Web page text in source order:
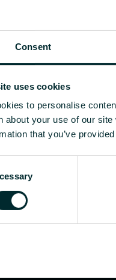
Consent
uses cookies
to personalise
about your use of our
that you’ve